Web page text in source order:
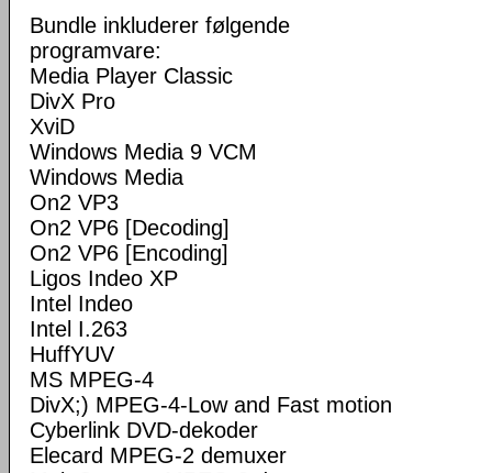
Bundle inkluderer følgende
programvare:
Media Player Classic
DivX Pro
XviD
Windows Media 9 VCM
Windows Media
On2 VP3
On2 VP6 [Decoding]
On2 VP6 [Encoding]
Ligos Indeo XP
Intel Indeo
Intel I.263
HuffYUV
MS MPEG-4
DivX;) MPEG-4-Low and Fast motion
Cyberlink DVD-dekoder
Elecard MPEG-2 demuxer